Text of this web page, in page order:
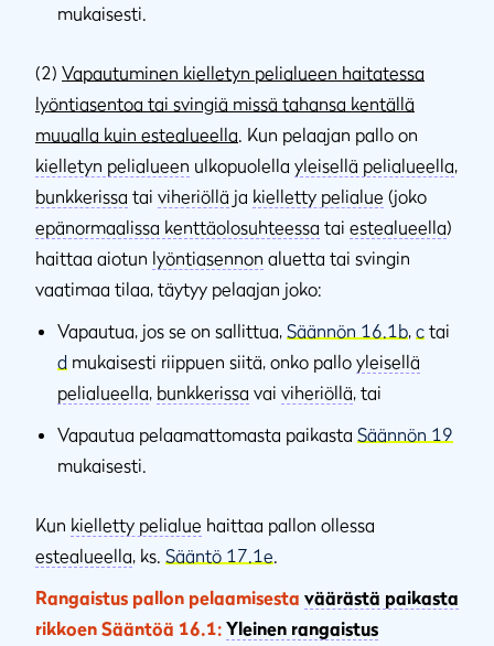
mukaisesti.
(2) Vapautuminen kielletyn pelialueen haitatessa
lyöntiasentoa tai svingiä missä tahansa kentällä
muualla kuin estealueella . Kun pelaajan pallo on
kielletyn pelialueen ulkopuolella yleisellä pelialueella,
bunkkerissa tai viheriöllä ja kielletty pelialue (joko
epänormaalissa kenttäolosuhteessa tai estealueella)
haittaa aiotun lyöntiasennon aluetta tai svingin
vaatimaa tilaa, täytyy pelaajan joko:
Vapautua, jos se on sallittua, Säännön 16.1b, c tai
d mukaisesti riippuen siitä, onko pallo yleisellä
pelialueella, bunkkerissa vai viheriöllä, tai
Vapautua pelaamattomasta paikasta Säännön 19
mukaisesti.
Kun kielletty pelialue haittaa pallon ollessa
estealueella, ks. Sääntö 17.1e
Rangaistus pallon pelaamisesta väärästä paikasta
rikkoen Sääntöä 16.1: Yleinen rangaistus